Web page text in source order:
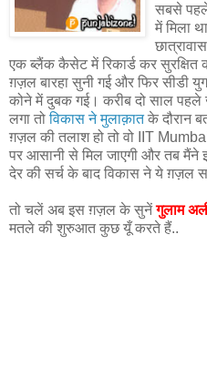
सबसे
में मिला
एक ब्लैंक कैसेट में रिकार्ड कर
ग़ज़ल बारहा सुनी गई और फिर सीडी
कोने में दुबक गई। करीब दो साल पहले
लगा तोविकास ने मुलाक़ातके दौरान
ग़ज़ल की तलाश हो तो वो IIT
पर आसानी से मिल जाएगी और तब मैंने
देर की सर्च के बाद विकास ने ये ग़ज़ल
तो चलें अब इस ग़ज़ल के सुनेंगुलाम
मतले की शुरुआत कुछ यूँ करते हैं..